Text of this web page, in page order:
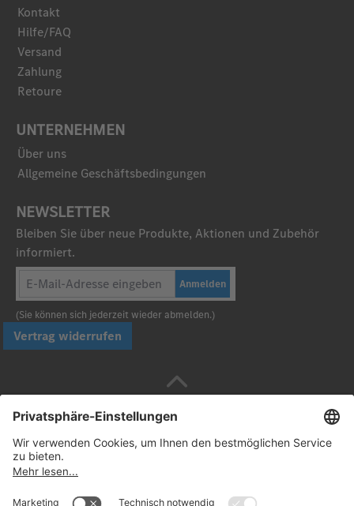
Kontakt
Hilfe/FAQ
Versand
Zahlung
Retoure
UNTERNEHMEN
Über uns
Allgemeine Geschäftsbedingungen
NEWSLETTER
Bleiben Sie über neue Produkte, Aktionen und Zubehör
informiert.
Anmelden
(Sie können sich jederzeit wieder abmelden.)
Vertrag widerrufen
Sicher bezahlen mit